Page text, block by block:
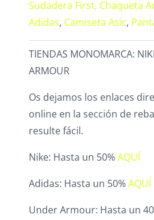
Sudadera First, Chaqueta
Adidas, Camiseta Asic,
TIENDAS MONOMARCA:
ARMOUR
Os dejamos los enlaces
online en la sección de
resulte fácil.
Nike: Hasta un 50%AQUÍ
Adidas: Hasta un 50%AQUÍ
Under Armour: Hasta un